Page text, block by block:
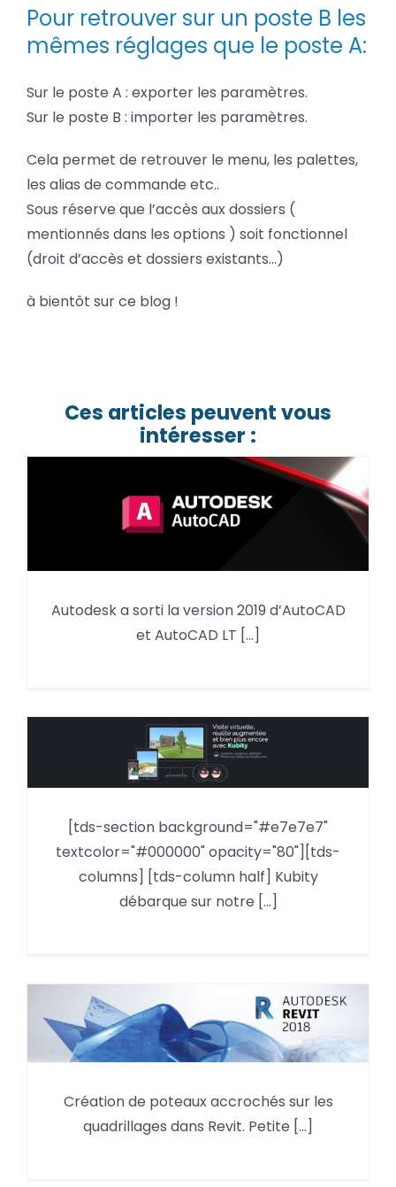
Pour retrouver sur un poste B les
mêmes réglages que le poste A:
Sur le poste A : exporter les paramètres.
Sur le poste B : importer les paramètres.
Cela permet de retrouver le menu, les palettes,
les alias de commande etc..
Sous réserve que l’accès aux dossiers (
mentionnés dans les options ) soit fonctionnel
(droit d’accès et dossiers existants…)
à bientôt sur ce blog !
Ces articles peuvent vous
intéresser :
AutoCAD 2019 est disponible !
Autodesk a sorti la version 2019 d’AutoCAD
et AutoCAD LT [...]
Kubity intègre le catalogue
tezabo.com
[tds-section background="#e7e7e7"
textcolor="#000000" opacity="80"][tds-
columns] [tds-column half] Kubity
débarque sur notre [...]
Création de poteaux accrochés
sur les quadrillages dans Revit.
Création de poteaux accrochés sur les
quadrillages dans Revit. Petite [...]